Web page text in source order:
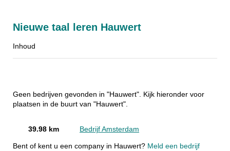
Nieuwe taal leren Hauwert
Inhoud
Geen bedrijven gevonden in "Hauwert". Kijk hieronder voor
plaatsen in de buurt van "Hauwert".
39.98 km Bedrijf Amsterdam
Bent of kent u een company in Hauwert? Meld een bedrijf